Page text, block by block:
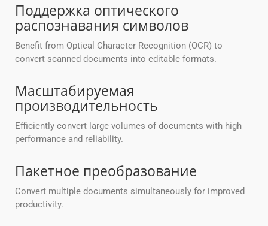
Поддержка оптического
распознавания символов
Benefit from Optical Character Recognition (OCR) to
convert scanned documents into editable formats.
Масштабируемая
производительность
Efficiently convert large volumes of documents with high
performance and reliability.
Пакетное преобразование
Convert multiple documents simultaneously for improved
productivity.